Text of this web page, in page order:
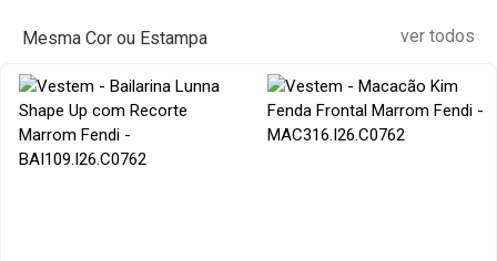
Mesma Cor ou Estampa ver todos